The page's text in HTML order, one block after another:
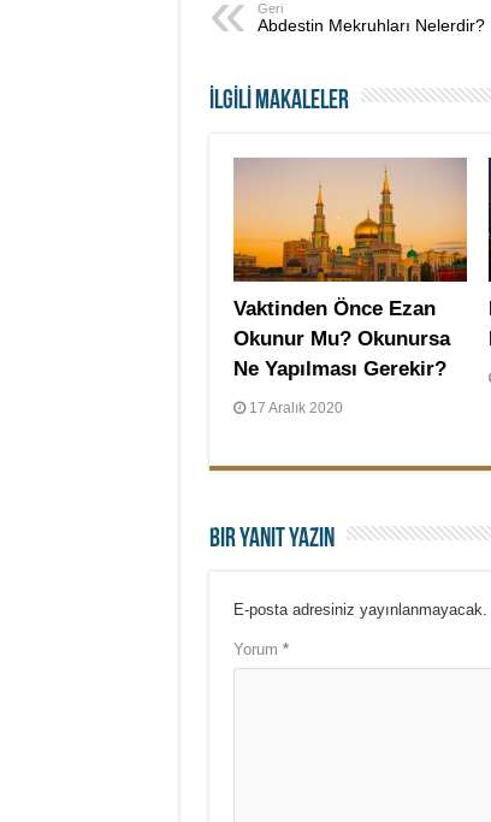
Geri
Abdestin Mekruhları Nelerdir?
İLGİLİ MAKALELER
Vaktinden Önce Ezan
Okunur Mu? Okunursa
Ne Yapılması Gerekir?
17 Aralık 2020
Bir yanıt yazın
E-posta adresiniz yayınlanmayacak.
Yorum *